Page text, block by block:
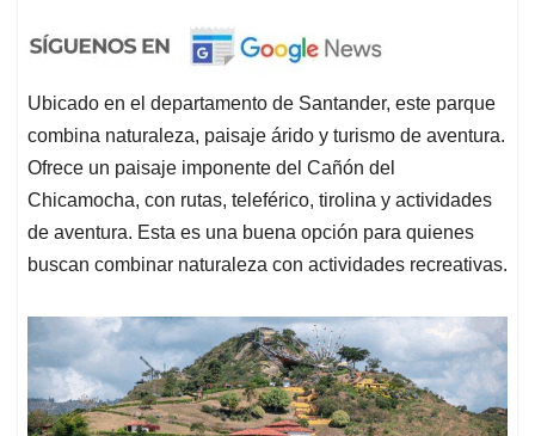
Ubicado en el departamento de Santander, este parque
combina naturaleza, paisaje árido y turismo de aventura.
Ofrece un paisaje imponente del Cañón del
Chicamocha, con rutas, teleférico, tirolina y actividades
de aventura. Esta es una buena opción para quienes
buscan combinar naturaleza con actividades recreativas.